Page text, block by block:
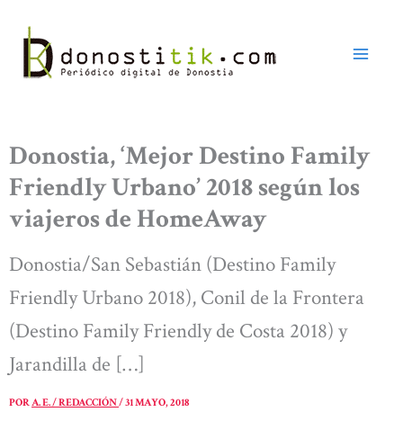
contenido
Donostia, ‘Mejor Destino Family
Friendly Urbano’ 2018 según los
viajeros de HomeAway
Donostia/San Sebastián (Destino Family
Friendly Urbano 2018), Conil de la Frontera
(Destino Family Friendly de Costa 2018) y
Jarandilla de […]
PORA. E. / REDACCIÓN/31 MAYO, 2018